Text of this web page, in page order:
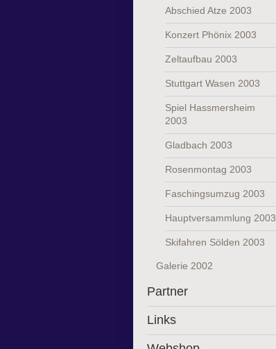
Abschied Atze 2003
Konzert Phönix 2003
Zeltaufbau 2003
Stuttgart Wasen 2003
Spiel Hassmersheim
2003
Gladbach 2003
Rosenmontag 2003
Faschingsumzug 2003
Hauptversammlung 2003
Skifahren Sölden 2003
Galerie 2002
Partner
Links